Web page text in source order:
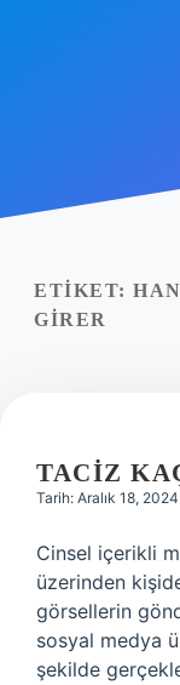
Yasal Uyarı
ETIKET:
GIRER
TACIZ
Tarih: Aralık 18, 2024
Cinsel içerikli
üzerinden
görsellerin
sosyal medya
şekilde